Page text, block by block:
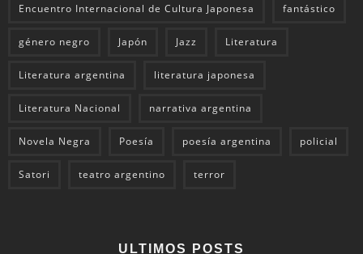
Encuentro Internacional de Cultura Japonesa fantástico
género negro Japón Jazz Literatura
Literatura argentina literatura japonesa
Literatura Nacional narrativa argentina
Novela Negra Poesía poesía argentina policial
Satori teatro argentino terror
ULTIMOS POSTS